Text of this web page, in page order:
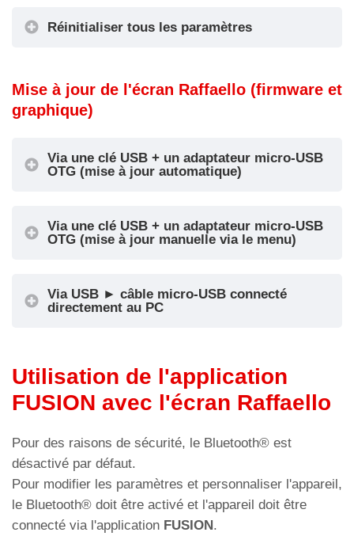
Réglage du commun des entrées de position
parallèle
Sélection commune
Type de flèche
Styles
plats
Réinitialiser tous les paramètres
paramètres
Mise à jour de l'écran Raffaello (firmware et
graphique)
Via une clé USB + un adaptateur micro-USB
OTG (mise à jour automatique)
Via une clé USB + un adaptateur micro-USB
OTG (mise à jour manuelle via le menu)
Importer un fichier
Via USB ► câble micro-USB connecté
directement au PC
Utilisation de l'application
FUSION avec l'écran Raffaello
Pour des raisons de sécurité, le Bluetooth® est
désactivé par défaut.
Pour modifier les paramètres et personnaliser l'appareil,
le Bluetooth® doit être activé et l'appareil doit être
connecté via l'application FUSION.